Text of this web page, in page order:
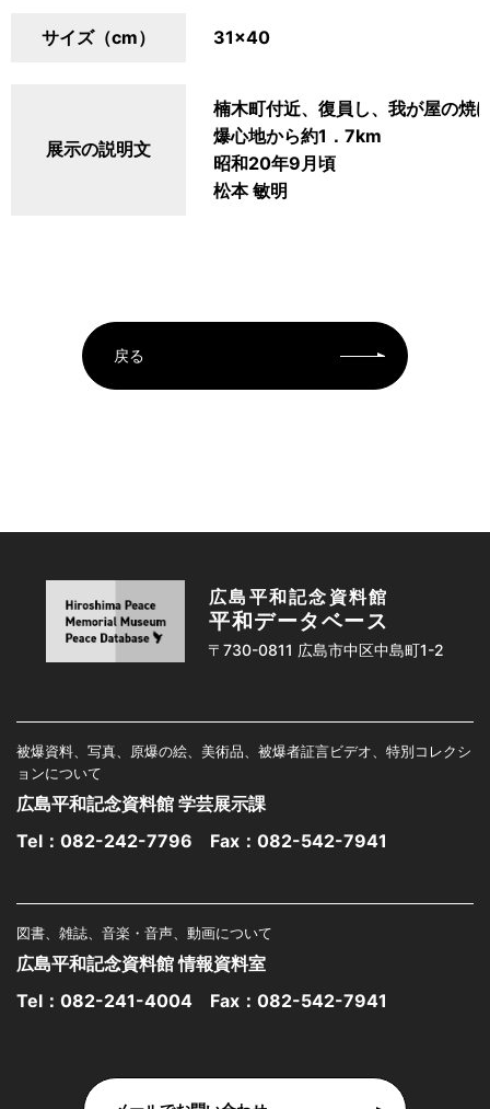
サイズ（cm） 31×40
展示の説明文
楠木町付近、復員し、我が屋の焼
爆心地から約1．7km
昭和20年9月頃
松本 敏明
戻る
広島平和記念資料館
平和データベース
〒730-0811 広島市中区中島町1-2
被爆資料、写真、原爆の絵、美術品、被爆者証言ビデオ、特別コレクシ
ョンについて
広島平和記念資料館 学芸展示課
Tel： 082-242-7796 Fax：082-542-7941
図書、雑誌、音楽・音声、動画について
広島平和記念資料館 情報資料室
Tel： 082-241-4004 Fax：082-542-7941